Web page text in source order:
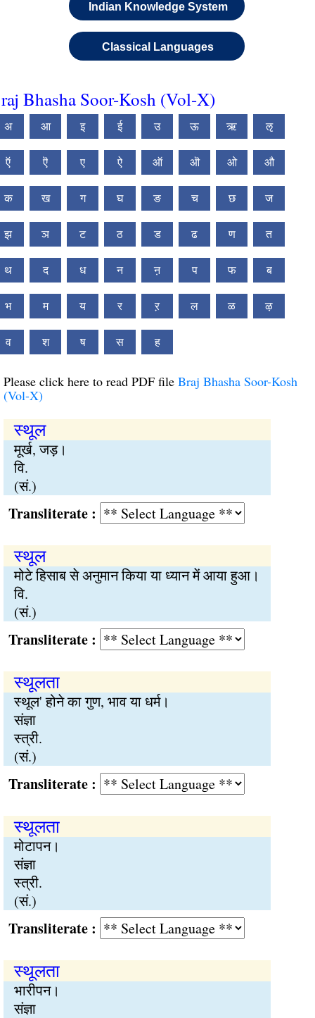
Indian Knowledge System
Classical Languages
Bhasha Soor-Kosh (Vol-X)
अ आ इ ई उ ऊ ऋ ऌ
ऍ ऎ ए ऐ ऑ ऒ ओ औ
क ख ग घ ङ च छ ज
झ ञ ट ठ ड ढ ण त
थ द ध न ऩ प फ ब
भ म य र ऱ ल ळ ऴ
व श ष स ह
Please click here to read PDF file Braj Bhasha Soor-Kosh
(Vol-X)
स्थूल
मूर्ख, जड़।
वि.
(सं.)
:
स्थूल
मोटे हिसाब से अनुमान किया या ध्यान में आया हुआ।
वि.
(सं.)
:
स्थूलता
स्थूल' होने का गुण, भाव या धर्म।
संज्ञा
स्त्री.
(सं.)
:
स्थूलता
मोटापन।
संज्ञा
स्त्री.
(सं.)
:
स्थूलता
भारीपन।
संज्ञा